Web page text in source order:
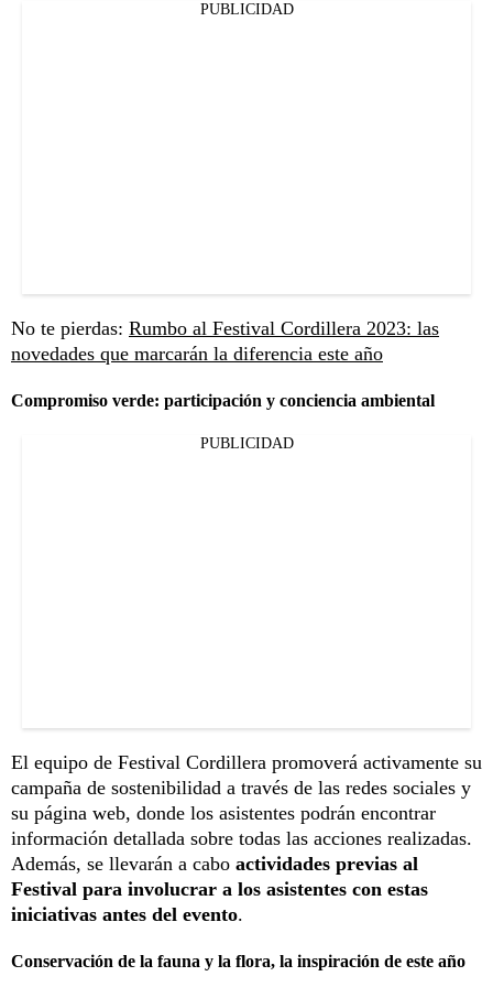
PUBLICIDAD
No te pierdas: Rumbo al Festival Cordillera 2023: las
novedades que marcarán la diferencia este año
Compromiso verde: participación y conciencia ambiental
PUBLICIDAD
El equipo de Festival Cordillera promoverá activamente su
campaña de sostenibilidad a través de las redes sociales y
su página web, donde los asistentes podrán encontrar
información detallada sobre todas las acciones realizadas.
Además, se llevarán a cabo actividades previas al
Festival para involucrar a los asistentes con estas
iniciativas antes del evento.
Conservación de la fauna y la flora, la inspiración de este año